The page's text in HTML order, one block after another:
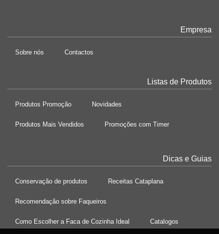
Empresa
Sobre nós Contactos
Listas de Produtos
Produtos Promoção Novidades
Produtos Mais Vendidos Promoções com Timer
Dicas e Guias
Conservação de produtos Receitas Cataplana
Recomendação sobre Faqueiros
Como Escolher a Faca de Cozinha Ideal Catalogos